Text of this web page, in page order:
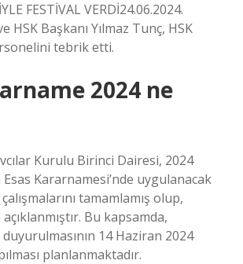
FESTİVAL VERDİ24.06.2024.
HSK Başkanı Yılmaz Tunç, HSK
tebrik etti.
2024 ne
Kurulu Birinci Dairesi, 2024
Esas Kararnamesi’nde uygulanacak
tamamlamış olup,
Bu kapsamda,
14 Haziran 2024
planlanmaktadır.